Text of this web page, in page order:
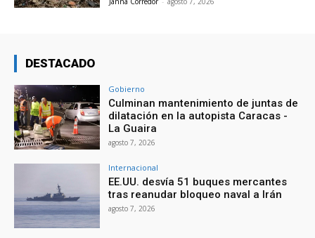
DESTACADO
Gobierno
Culminan mantenimiento de juntas de
dilatación en la autopista Caracas -
La Guaira
agosto 7, 2026
Internacional
EE.UU. desvía 51 buques mercantes
tras reanudar bloqueo naval a Irán
agosto 7, 2026